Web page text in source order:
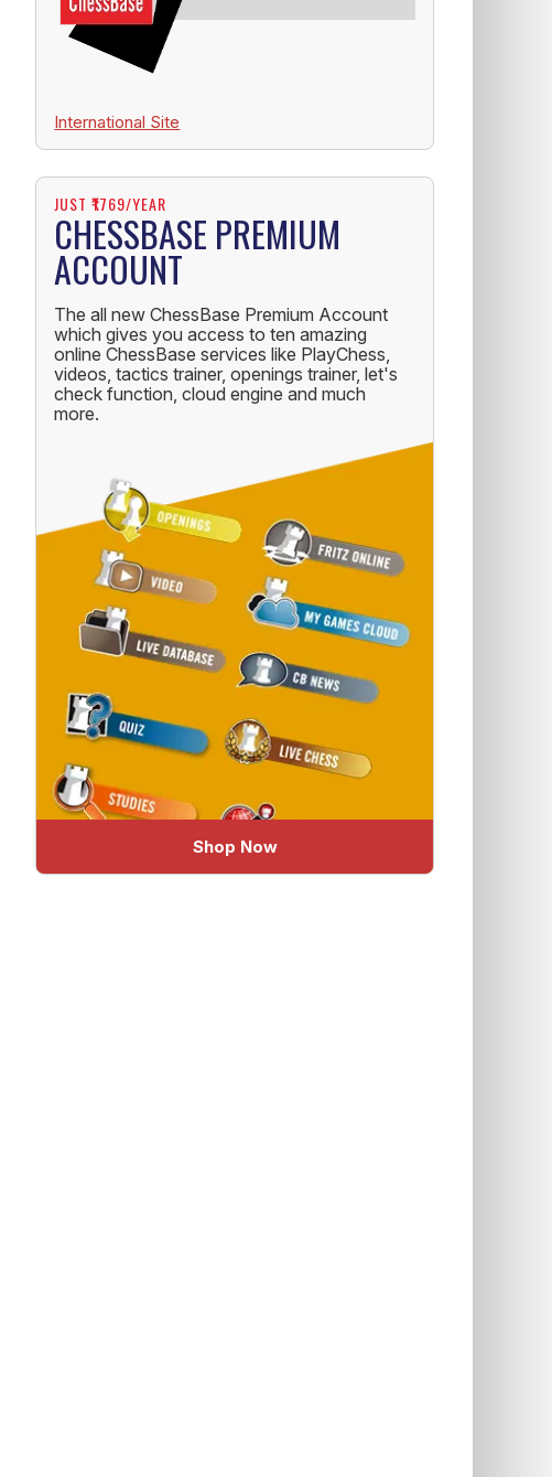
International Site
JUST ₹1769/YEAR
CHESSBASE PREMIUM
ACCOUNT
The all new ChessBase Premium Account
which gives you access to ten amazing
online ChessBase services like PlayChess,
videos, tactics trainer, openings trainer, let's
check function, cloud engine and much
more.
Shop Now